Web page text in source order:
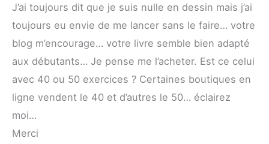
J’ai toujours dit que je suis nulle en dessin mais j’ai
toujours eu envie de me lancer sans le faire… votre
blog m’encourage… votre livre semble bien adapté
aux débutants… Je pense me l’acheter. Est ce celui
avec 40 ou 50 exercices ? Certaines boutiques en
ligne vendent le 40 et d’autres le 50… éclairez
moi…
Merci